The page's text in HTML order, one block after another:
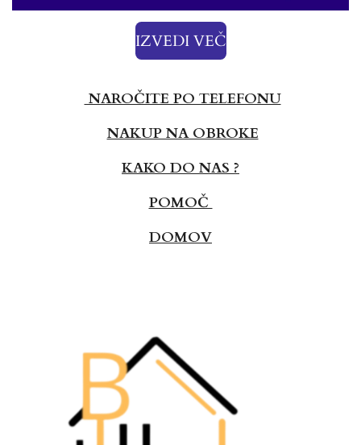
IZVEDI VEČ
NAROČITE PO TELEFONU
NAKUP NA OBROKE
KAKO DO NAS ?
POMOČ
DOMOV